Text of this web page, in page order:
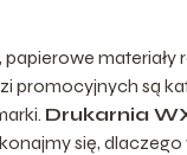
promocyjnych są
Drukarnia
się,